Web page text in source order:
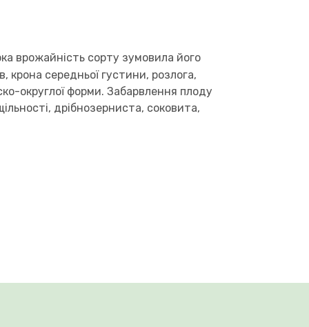
врожайність сорту зумовила його
крона середньої густини, розлога,
округлої форми. Забарвлення плоду
дрібнозерниста, соковита,